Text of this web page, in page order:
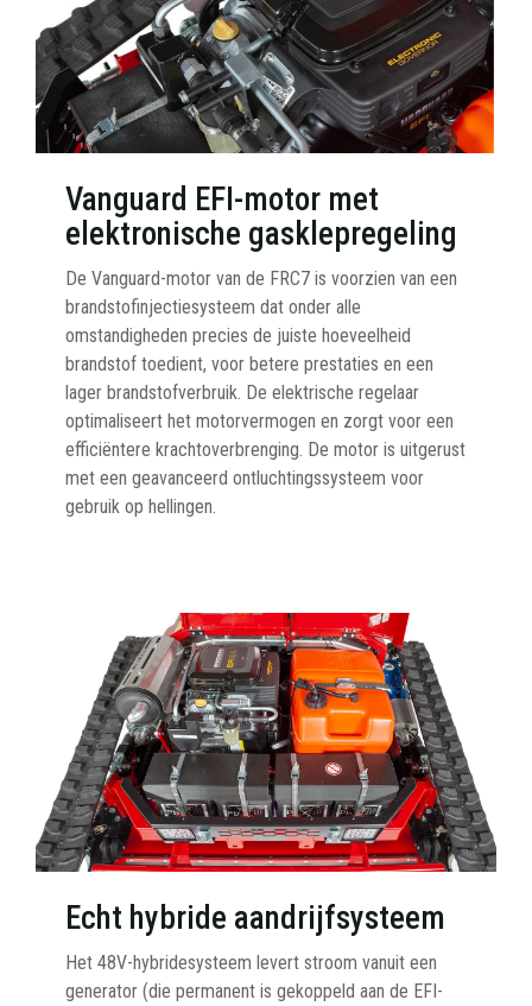
Vanguard EFI-motor met
elektronische gasklepregeling
De Vanguard-motor van de FRC7 is voorzien van een
brandstofinjectiesysteem dat onder alle
omstandigheden precies de juiste hoeveelheid
brandstof toedient, voor betere prestaties en een
lager brandstofverbruik. De elektrische regelaar
optimaliseert het motorvermogen en zorgt voor een
efficiëntere krachtoverbrenging. De motor is uitgerust
met een geavanceerd ontluchtingssysteem voor
gebruik op hellingen.
Echt hybride aandrijfsysteem
Het 48V-hybridesysteem levert stroom vanuit een
generator (die permanent is gekoppeld aan de EFI-